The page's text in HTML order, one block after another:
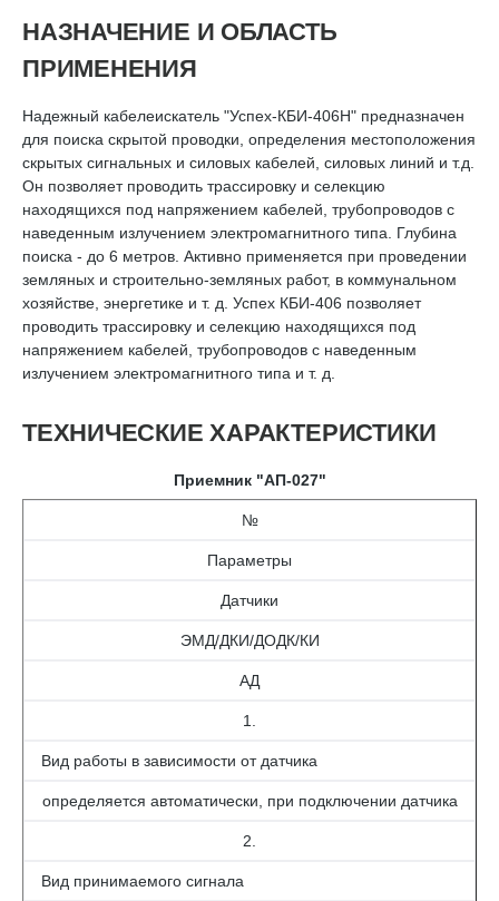
НАЗНАЧЕНИЕ И ОБЛАСТЬ
ПРИМЕНЕНИЯ
Надежный кабелеискатель "Успех-КБИ-406Н" предназначен
для поиска скрытой проводки, определения местоположения
скрытых сигнальных и силовых кабелей, силовых линий и т.д.
Он позволяет проводить трассировку и селекцию
находящихся под напряжением кабелей, трубопроводов с
наведенным излучением электромагнитного типа. Глубина
поиска - до 6 метров. Активно применяется при проведении
земляных и строительно-земляных работ, в коммунальном
хозяйстве, энергетике и т. д. Успех КБИ-406 позволяет
проводить трассировку и селекцию находящихся под
напряжением кабелей, трубопроводов с наведенным
излучением электромагнитного типа и т. д.
ТЕХНИЧЕСКИЕ ХАРАКТЕРИСТИКИ
Приемник "АП-027"
№
Параметры
Датчики
ЭМД/ДКИ/ДОДК/КИ
АД
1.
Вид работы в зависимости от датчика
определяется автоматически, при подключении датчика
2.
Вид принимаемого сигнала